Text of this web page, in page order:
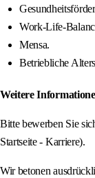
Work-Life-
Mensa.
Betriebliche
Weitere
Bitte bewerben Sie
Startseite - Karriere).
Wir betonen